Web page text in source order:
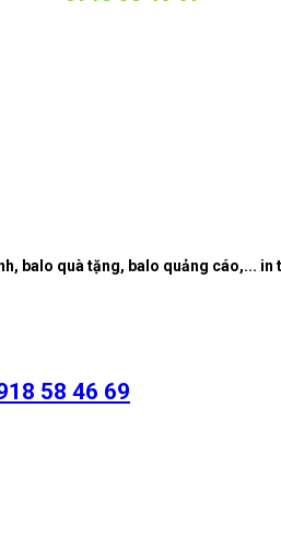
balo quà tặng, balo quảng cáo,...
58 46 69